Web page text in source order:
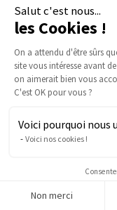
Salut c'est nous...
les Cookies !
On a attendu d'être sûrs
site vous intéresse avant
on aimerait bien vous
C'est OK pour vous ?
Voici pourquoi nous
Voici nos cookies !
Non merci
Barre repas
Ajouter
Repas